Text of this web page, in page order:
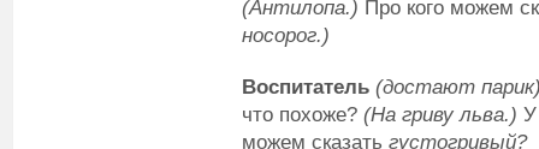
(Антилопа.) Про кого можем
носорог.)
Воспитатель (достают
что похоже? (На гриву льва.) У
можем сказать густогривый?